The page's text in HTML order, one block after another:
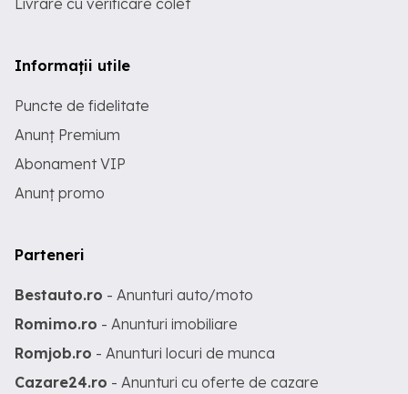
Livrare cu verificare colet
Informații utile
Puncte de fidelitate
Anunț Premium
Abonament VIP
Anunț promo
Parteneri
Bestauto.ro - Anunturi auto/moto
Romimo.ro - Anunturi imobiliare
Romjob.ro - Anunturi locuri de munca
Cazare24.ro - Anunturi cu oferte de cazare